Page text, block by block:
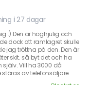
i 27 dagar
:) Den är höghjulig och
dock att ramlagret skulle
jag tröttna på den. Den är
skit. så byt det och ha
själv. Vill ha 3000 då
av telefonsäljare.